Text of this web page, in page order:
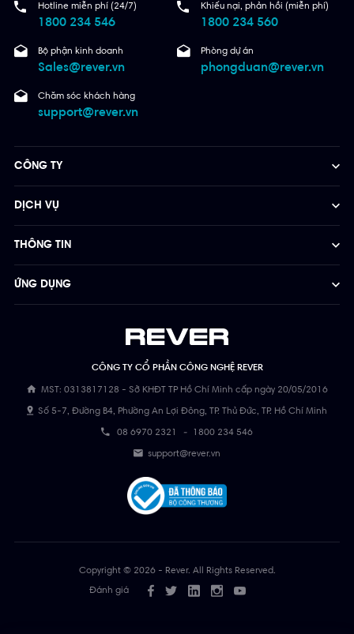
Hotline miễn phí (24/7)
1800 234 546
Khiếu nại, phản hồi (miễn phí)
1800 234 560
Bộ phận kinh doanh
Sales@rever.vn
Phòng dự án
phongduan@rever.vn
Chăm sóc khách hàng
support@rever.vn
CÔNG TY CỔ PHẦN CÔNG NGHỆ REVER
MST: 0313817128 - Sở KHĐT TP Hồ Chí Minh cấp ngày 20/05/2016
Số 5-7, Đường B4, Phường An Lợi Đông, TP. Thủ Đức, TP. Hồ Chí Minh
08 6970 2321 - 1800 234 546
support@rever.vn
CÔNG TY
DỊCH VỤ
THÔNG TIN
ỨNG DỤNG
Copyright © 2026 - Rever. All Rights Reserved.
Đánh giá